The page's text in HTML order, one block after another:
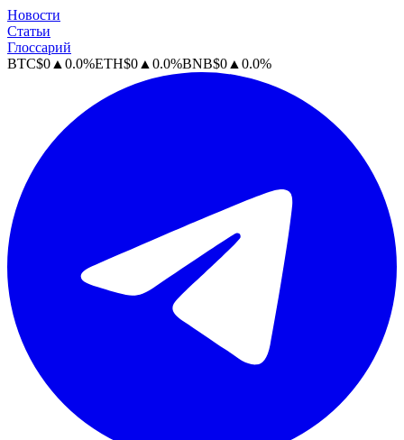
Новости
Статьи
Глоссарий
BTC$0 ▲ 0.0%ETH$0 ▲ 0.0%BNB$0 ▲ 0.0%